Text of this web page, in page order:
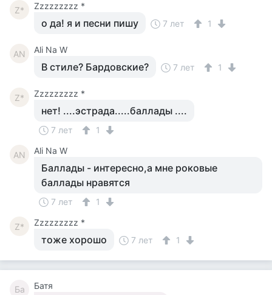
Z* Zzzzzzzzz *
о да! я и песни пишу 7 лет 1
AN Ali Na W
В стиле? Бардовские? 7 лет 1
Z* Zzzzzzzzz *
нет! ....эстрада.....баллады ....
7 лет 1
AN Ali Na W
Баллады - интересно,а мне роковые
баллады нравятся
7 лет 1
Z* Zzzzzzzzz *
тоже хорошо 7 лет 1
Ба Батя